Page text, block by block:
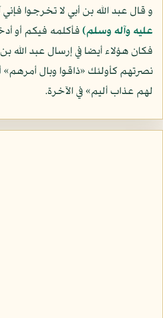
و قال عبد الله بن أبي لا تخرجوا فإني
عليه وآله وسلم)فأكلمه فيكم أو
فكان هؤلاء أيضا في إرسال عبد الله
نصرتهم كأولئك «ذاقوا وبال
لهم عذاب أليم» في الآخرة.